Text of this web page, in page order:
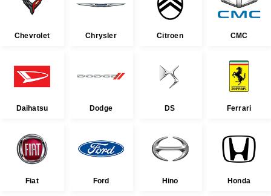
Chevrolet Chrysler Citroen CMC
Daihatsu Dodge DS Ferrari
Fiat Ford Hino Honda